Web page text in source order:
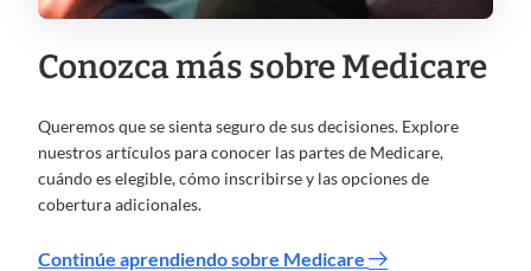
Conozca más sobre Medicare
Queremos que se sienta seguro de sus decisiones. Explore
nuestros artículos para conocer las partes de Medicare,
cuándo es elegible, cómo inscribirse y las opciones de
cobertura adicionales.
Continúe aprendiendo sobre Medicare